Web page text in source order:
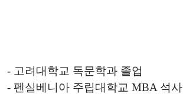
- 고려대학교 독문학과 졸업
- 펜실베니아 주립대학교 MBA 석사